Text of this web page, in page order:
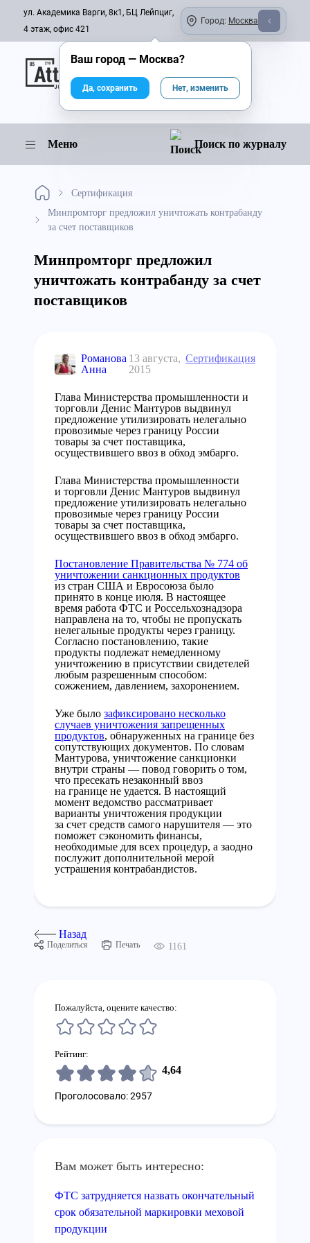
ул. Академика Варги, 8к1, БЦ Лейпциг,
4 этаж, офис 421
Город: Москва
Онлайн-журнал
Меню Поиск по журналу
Сертификация
Минпромторг предложил уничтожать контрабанду
за счет поставщиков
Минпромторг предложил
уничтожать контрабанду за счет
поставщиков
Романова
Анна
13 августа,
2015
Сертификация
Глава Министерства промышленности и
торговли Денис Мантуров выдвинул
предложение утилизировать нелегально
провозимые через границу России
товары за счет поставщика,
осуществившего ввоз в обход эмбарго.
Глава Министерства промышленности
и торговли Денис Мантуров выдвинул
предложение утилизировать нелегально
провозимые через границу России
товары за счет поставщика,
осуществившего ввоз в обход эмбарго.
Постановление Правительства № 774 об
уничтожении санкционных продуктов
из стран США и Евросоюза было
принято в конце июля. В настоящее
время работа ФТС и Россельхознадзора
направлена на то, чтобы не пропускать
нелегальные продукты через границу.
Согласно постановлению, такие
продукты подлежат немедленному
уничтожению в присутствии свидетелей
любым разрешенным способом:
сожжением, давлением, захоронением.
Уже было зафиксировано несколько
случаев уничтожения запрещенных
продуктов, обнаруженных на границе без
сопутствующих документов. По словам
Мантурова, уничтожение санкционки
внутри страны — повод говорить о том,
что пресекать незаконный ввоз
на границе не удается. В настоящий
момент ведомство рассматривает
варианты уничтожения продукции
за счет средств самого нарушителя — это
поможет сэкономить финансы,
необходимые для всех процедур, а заодно
послужит дополнительной мерой
устрашения контрабандистов.
Назад
Поделиться Печать 1161
Пожалуйста, оцените качество:
Рейтинг:
4,64
Проголосовало: 2957
Вам может быть интересно:
ФТС затрудняется назвать окончательный
срок обязательной маркировки меховой
продукции
Ваш город — Москва?
Да, сохранить Нет, изменить